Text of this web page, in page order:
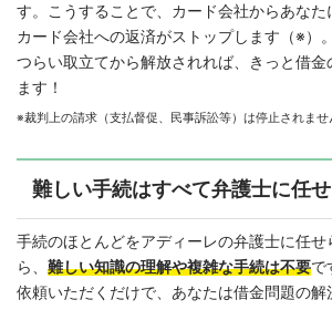
す。こうすることで、カード会社からあなた
カード会社への返済がストップします（※）。
つらい取立てから解放されれば、きっと借
ます！
※裁判上の請求（支払督促、民事訴訟等）は停止されませ
難しい手続はすべて弁護士に任
手続のほとんどをアディーレの弁護士に任せ
ら、 難しい知識の理解や複雑な手続は不要で
依頼いただくだけで、あなたは借金問題の